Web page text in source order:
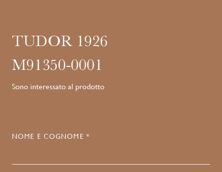
TUDOR 1926
M91350-0001
Sono interessato al prodotto
NOME E COGNOME *